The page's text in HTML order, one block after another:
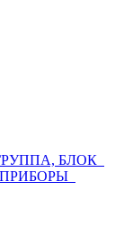
БЛОК